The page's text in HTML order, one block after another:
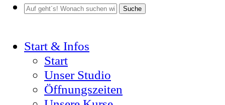
Suche
Start & Infos
Start
Unser Studio
Öffnungszeiten